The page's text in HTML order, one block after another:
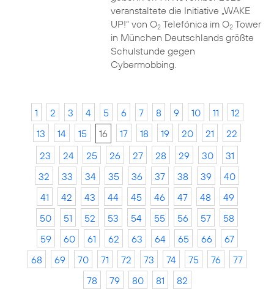
veranstaltete die Initiative „WAKE
UP!“ von O2Telefónica im O2Tower
in München Deutschlands größte
Schulstunde gegen
Cybermobbing.
1 2 3 4 5 6 7 8 9 10 11
12
13
14 15 16 17 18 19 20 21
22
23
24 25 26 27 28 29 30
31
32
33 34 35 36 37 38 39
40
41
42 43 44 45 46 47 48
49
50
51 52 53 54 55 56 57
58
59
60 61 62 63 64 65 66
67
68
69 70 71 72 73 74 75 76
77
78
79 80 81 82